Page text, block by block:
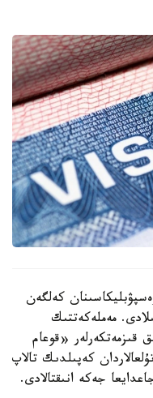
كەلگەن
مەملەكەتتىك
قىزمەتكەرلەر «قوعام
كەپىلدىك تالاپ
جەكە انىقتالادى.